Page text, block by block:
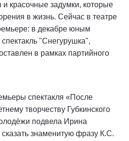
красочные задумки, которые
в жизнь. Сейчас в театре
в декабре юным
"Снегурушка",
в рамках партийного
спектакля «После
творчеству Губкинского
подвела Ирина
знаменитую фразу К.С.